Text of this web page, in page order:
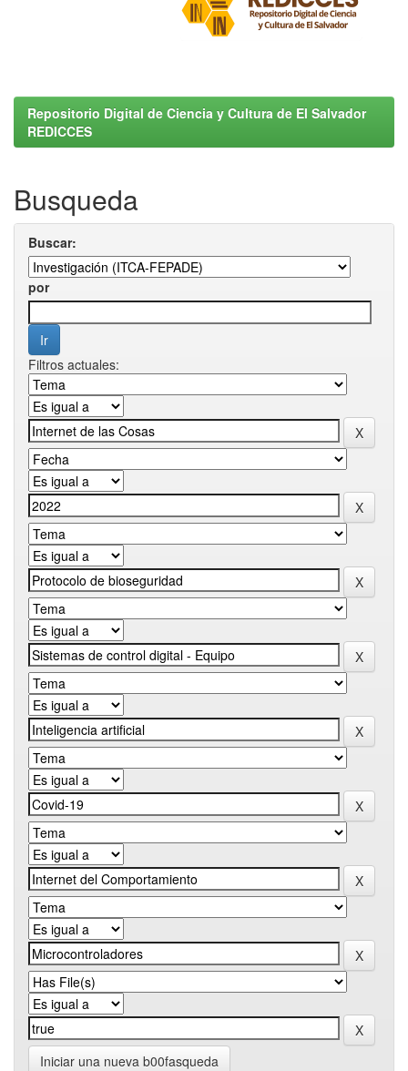
Repositorio Digital de Ciencia y Cultura de El Salvador
REDICCES
Busqueda
Buscar:
por
Filtros actuales:
Iniciar una nueva b00fasqueda